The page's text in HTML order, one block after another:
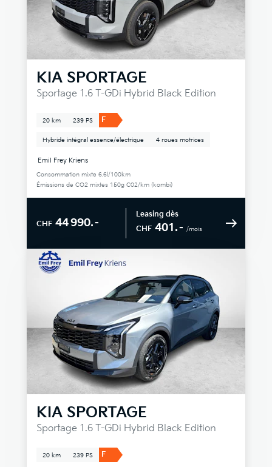
KIA SPORTAGE
Sportage 1.6 T-GDi Hybrid Black Edition
20 km 239 PS F
Hybride intégral essence/électrique 4 roues motrices
Emil Frey Kriens
Consommation mixte 6.6l/100km
Émissions de CO2 mixtes 150g C02/km (kombi)
CHF 44 990.–
Leasing dès
CHF 401.– /mois
KIA SPORTAGE
Sportage 1.6 T-GDi Hybrid Black Edition
20 km 239 PS F